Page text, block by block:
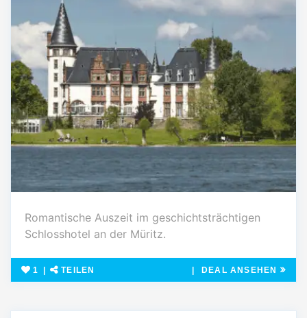
Romantische Auszeit im geschichtsträchtigen
Schlosshotel an der Müritz.
1 TEILEN DEAL ANSEHEN